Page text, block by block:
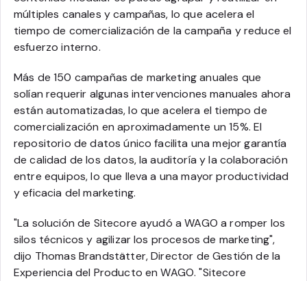
múltiples canales y campañas, lo que acelera el
tiempo de comercialización de la campaña y reduce el
esfuerzo interno.
Más de 150 campañas de marketing anuales que
solían requerir algunas intervenciones manuales ahora
están automatizadas, lo que acelera el tiempo de
comercialización en aproximadamente un 15%. El
repositorio de datos único facilita una mejor garantía
de calidad de los datos, la auditoría y la colaboración
entre equipos, lo que lleva a una mayor productividad
y eficacia del marketing.
"La solución de Sitecore ayudó a WAGO a romper los
silos técnicos y agilizar los procesos de marketing",
dijo Thomas Brandstätter, Director de Gestión de la
Experiencia del Producto en WAGO. "Sitecore